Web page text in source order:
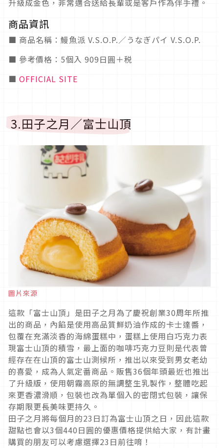
升級成金色，非常適合送給長輩或是客戶作為伴手禮。
商品資訊
■ 商品名稱：鰻魚派 V.S.O.P.／うなぎパイ V.S.O.P.
■ 參考價格：5個入 909日圓＋税
■ OFFICIAL SITE
3.田子之月／富士山頂
圖片來源
這款「富士山頂」是田子之月為了慶祝創業30周年所推
出的商品，內餡是使用高品質鮮奶油作成的卡士達醬，
包覆在充滿淡香的海綿蛋糕中，蛋糕上使用白巧克力表
現富士山頂的積雪，最上面的咖啡巧克力豆則是代表曾
經存在在山頂的富士山測候所，推出以來受到男女老幼
的喜愛，成為人氣定番商品。販售36個年頭最近也推出
了升級版，使用朝霧高原的無調整生乳製作，整體吃起
來更香濃滑順，包裝也改為單個入的密閉式包裝，讓保
存期限更長美味更持久。
田子之月將每個月的23日訂為富士山頂之日，因此這款
甜點也會以3個440日圓的優惠價格提供給大家，有計畫
購買的朋友可以考慮選擇23日前往唷！